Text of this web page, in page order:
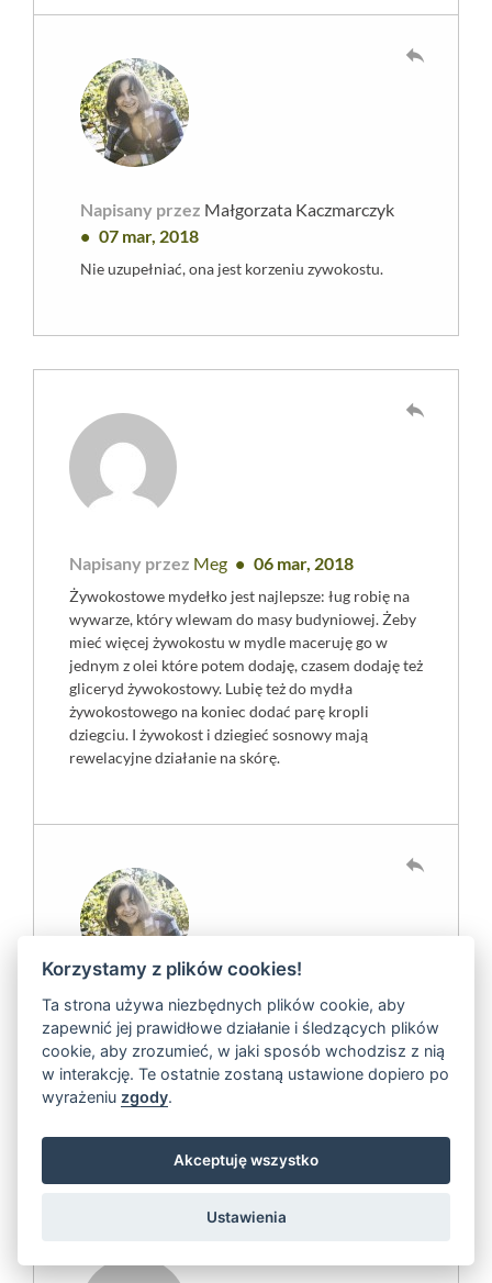
Napisany przez Małgorzata Kaczmarczyk
07 mar, 2018
Nie uzupełniać, ona jest korzeniu zywokostu.
reply
Napisany przez Meg 06 mar, 2018
Żywokostowe mydełko jest najlepsze: ług robię na
wywarze, który wlewam do masy budyniowej. Żeby
mieć więcej żywokostu w mydle maceruję go w
jednym z olei które potem dodaję, czasem dodaję też
gliceryd żywokostowy. Lubię też do mydła
żywokostowego na koniec dodać parę kropli
dziegciu. I żywokost i dziegieć sosnowy mają
rewelacyjne działanie na skórę.
reply
Napisany przez
Małgorzata Kaczmarczyk
07 mar, 2018
Dziegieć jest rzeczywiście wspaniały, ja niestety
nie toleruję jego zapachu. dziękuję za podzielenie
reply
Korzystamy z plików cookies!
Ta strona używa niezbędnych plików cookie, aby
zapewnić jej prawidłowe działanie i śledzących plików
cookie, aby zrozumieć, w jaki sposób wchodzisz z nią
w interakcję. Te ostatnie zostaną ustawione dopiero po
wyrażeniu zgody.
Akceptuję wszystko
Ustawienia